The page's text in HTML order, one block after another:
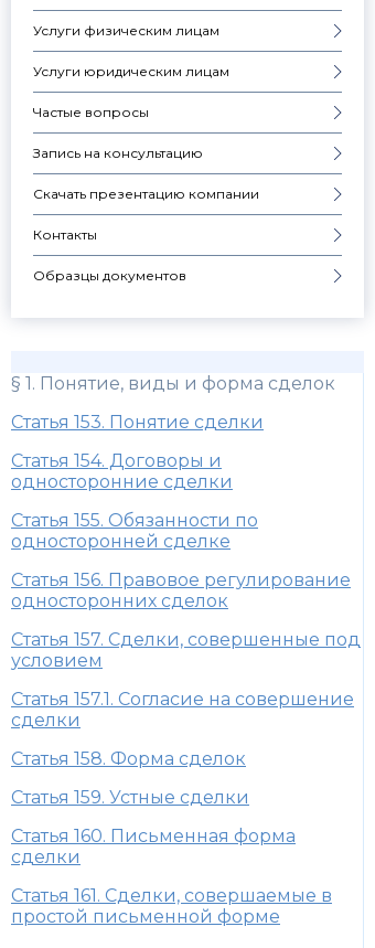
Услуги физическим лицам
Услуги юридическим лицам
Частые вопросы
Запись на консультацию
Скачать презентацию компании
Контакты
Образцы документов
§ 1. Понятие, виды и форма сделок
Статья 153. Понятие сделки
Статья 154. Договоры и
односторонние сделки
Статья 155. Обязанности по
односторонней сделке
Статья 156. Правовое регулирование
односторонних сделок
Статья 157. Сделки, совершенные под
условием
Статья 157.1. Согласие на совершение
сделки
Статья 158. Форма сделок
Статья 159. Устные сделки
Статья 160. Письменная форма
сделки
Статья 161. Сделки, совершаемые в
простой письменной форме